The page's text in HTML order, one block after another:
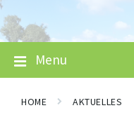
Skip
to
content
Skip
to
main
navigation
Skip
to
footer
Menu
HOME AKTUELLES